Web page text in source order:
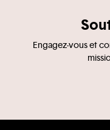
Engagez-vous et